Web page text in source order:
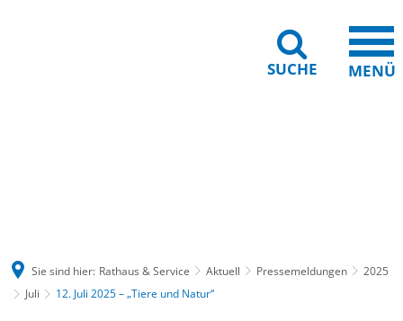
SUCHE MENÜ
Sie sind hier: Rathaus & Service Aktuell Pressemeldungen
2025
Juli
12. Juli 2025 – „Tiere und Natur“